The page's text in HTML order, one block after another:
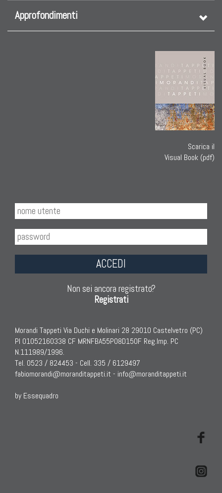
KILIM
TAPPETI PER ARREDAMENTO
Tappeti Turchi Vecchi E Nuovi
Tappeti Turcomanni Vecchi E Nuovi
Tappeti Ghazni
Tappeti Beluci
Tappeti Dal Mondo
Approfondimenti
Scarica il
Visual Book (pdf)
ACCEDI
Non sei ancora registrato?
Registrati
Morandi Tappeti Via Duchi e Molinari 28 29010 Castelvetro (PC)
PI 01052160338 CF MRNFBA55P08D150F Reg.Imp. PC
N.111989/1996.
Tel. 0523 / 824453 - Cell. 335 / 6129497
fabiomorandi@moranditappeti.it - info@moranditappeti.it
by Essequadro